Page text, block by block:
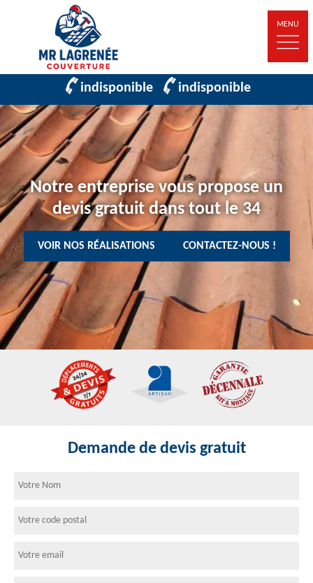
MENU
indisponible indisponible
Notre entreprise vous propose un
devis gratuit dans tout le 34
VOIR NOS RÉALISATIONS CONTACTEZ-NOUS !
Demande de devis gratuit